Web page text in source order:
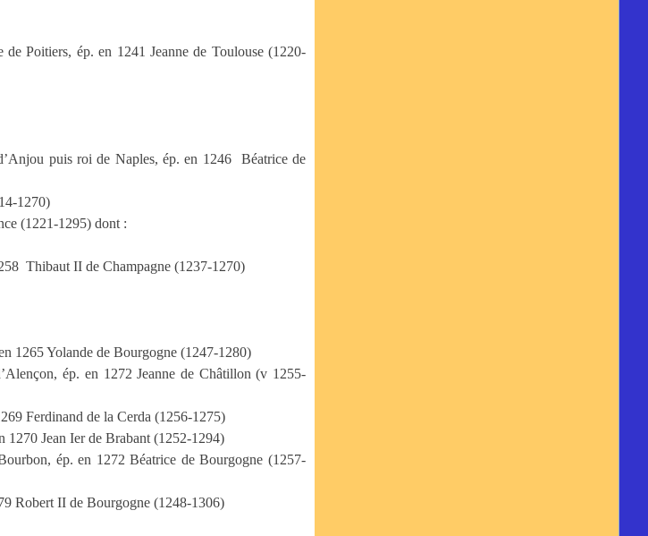
de Poitiers, ép. en 1241 Jeanne de Toulouse (1220-
puis roi de Naples, ép. en 1246
Béatrice de
1270)
(1221-1295) dont :
Thibaut II de Champagne (1237-1270)
1265 Yolande de Bourgogne (1247-1280)
ép. en 1272 Jeanne de Châtillon (v 1255-
Ferdinand de la Cerda (1256-1275)
1270 Jean Ier de Brabant (1252-1294)
ép. en 1272 Béatrice de Bourgogne (1257-
Robert II de Bourgogne (1248-1306)